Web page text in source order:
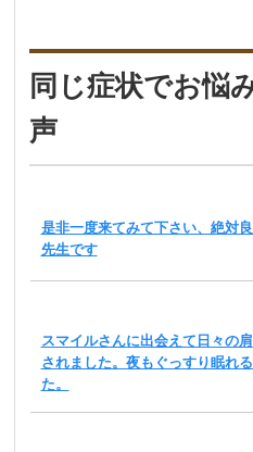
同じ症状でお悩
声
是非一度来てみて下さい、絶対
先生です
スマイルさんに出会えて日々の
されました。夜もぐっすり眠れ
た。